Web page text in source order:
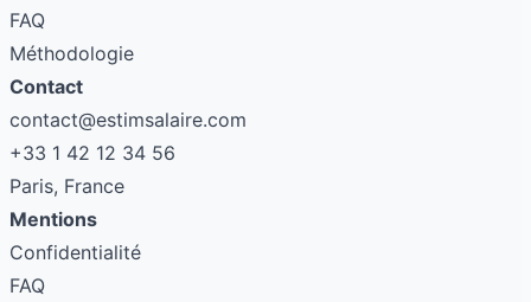
FAQ
Méthodologie
Contact
contact@estimsalaire.com
+33 1 42 12 34 56
Paris, France
Mentions
Confidentialité
FAQ